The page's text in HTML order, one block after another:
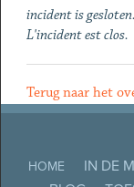
incident is gesloten.
L'incident est clos.
Terug naar het
HOME IN DE